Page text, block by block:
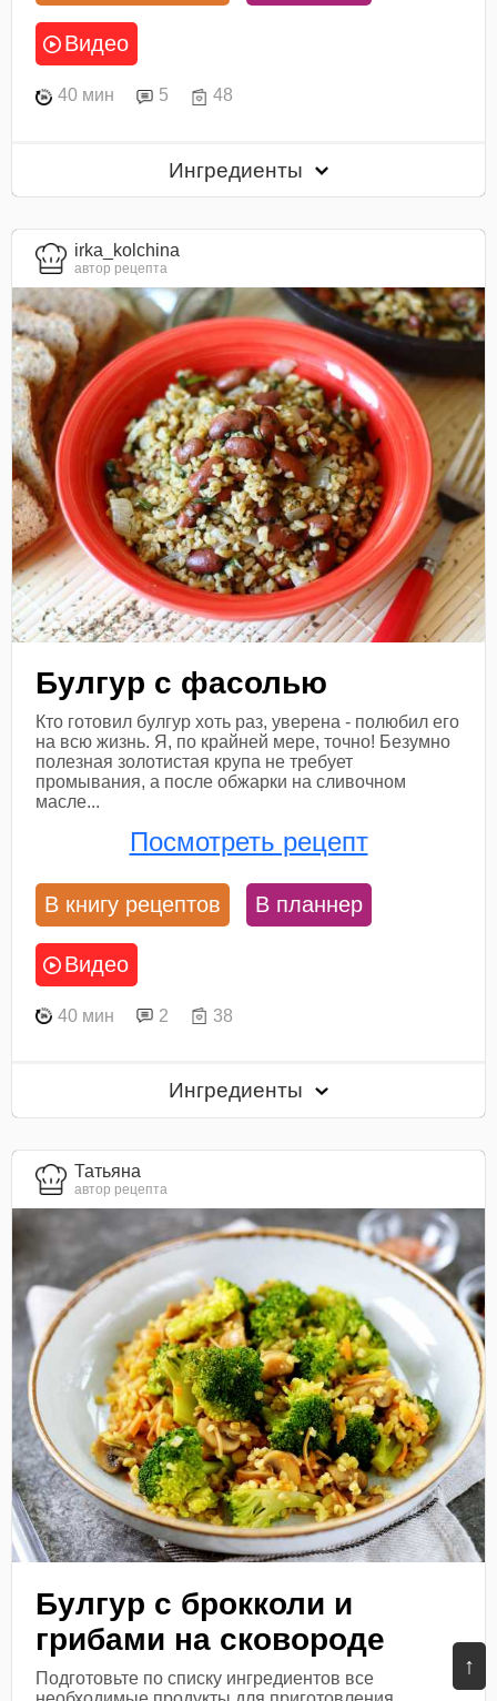
↑
Видео
40 мин 5 48
Ингредиенты
irka_kolchina
автор рецепта
Булгур с фасолью
Кто готовил булгур хоть раз, уверена - полюбил его
на всю жизнь. Я, по крайней мере, точно! Безумно
полезная золотистая крупа не требует
промывания, а после обжарки на сливочном
масле...
Посмотреть рецепт
В книгу рецептов В планнер
Видео
40 мин 2 38
Ингредиенты
Татьяна
автор рецепта
Булгур с брокколи и
грибами на сковороде
Подготовьте по списку ингредиентов все